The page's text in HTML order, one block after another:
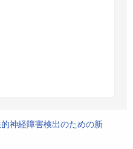
神経障害検出のための新